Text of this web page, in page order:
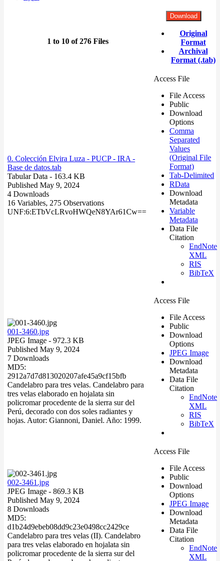
1 to 10 of 276 Files
Download
Original
Format
Archival
Format (.tab)
0. Colección Elvira Luza - PUCP - IRA -
Base de datos.tab
Tabular Data - 163.4 KB
Published May 9, 2024
4 Downloads
16 Variables, 275 Observations
UNF:6:ETbVcLRvoHWQeN8YAr61Cw==
Access File
File Access
Public
Download
Options
Comma
Separated
Values
(Original File
Format)
Tab-Delimited
RData
Download
Metadata
Variable
Metadata
Data File
Citation
EndNote
XML
RIS
BibTeX
001-3460.jpg
JPEG Image - 972.3 KB
Published May 9, 2024
7 Downloads
MD5:
2912a7d7d813020207afe45a9cf15bfb
Candelabro para tres velas. Candelabro para
tres velas elaborado en hojalata sin
policromar procedente de la sierra sur del
Perú, decorado con dos soles radiantes y
hojas. Autor: Giannoni, Daniel. Año: 1999.
Access File
File Access
Public
Download
Options
JPEG Image
Download
Metadata
Data File
Citation
EndNote
XML
RIS
BibTeX
002-3461.jpg
JPEG Image - 869.3 KB
Published May 9, 2024
8 Downloads
MD5:
d1b24d9ebeb08dd9c23e0498cc2429ce
Candelabro para tres velas (II). Candelabro
para tres velas elaborado en hojalata sin
policromar procedente de la sierra sur del
Access File
File Access
Public
Download
Options
JPEG Image
Download
Metadata
Data File
Citation
EndNote
XML